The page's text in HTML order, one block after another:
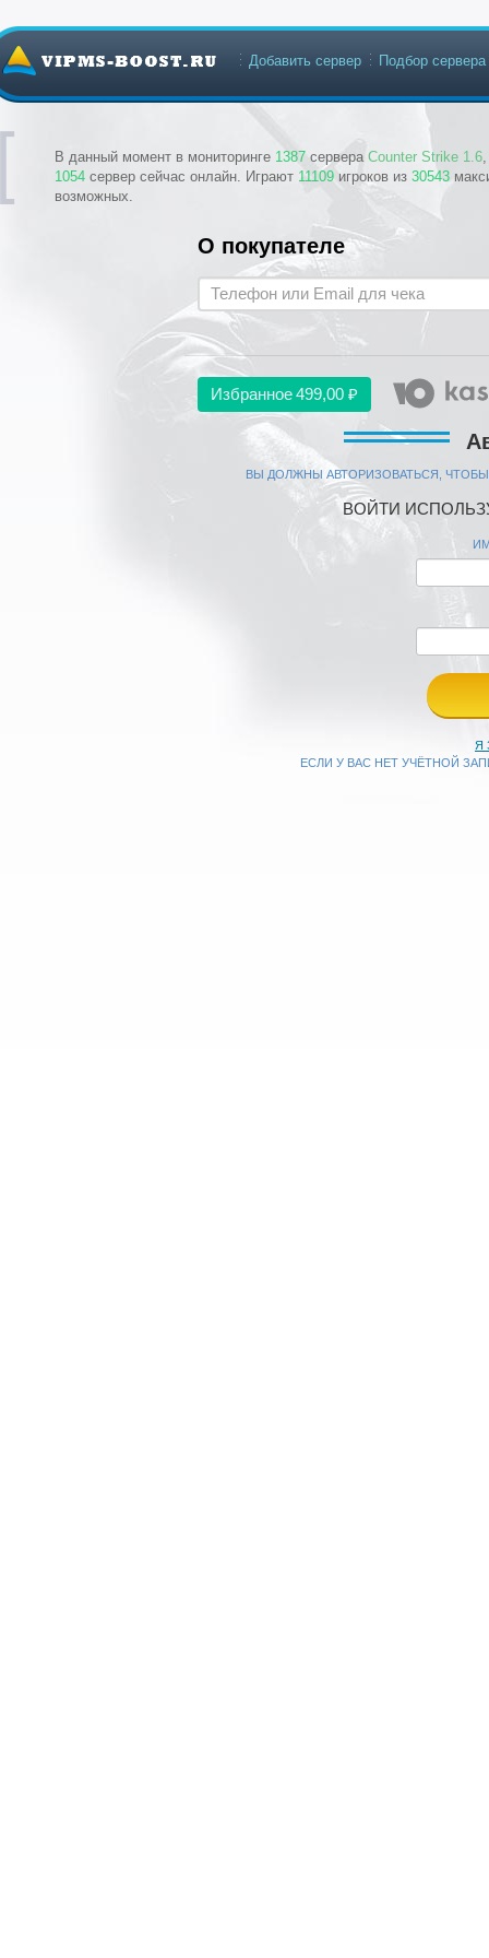
В данный момент в мониторинге 1387 сервера Counter Strike 1.6
1054 сервер сейчас онлайн. Играют 11109 игроков из 30543
возможных.
Добавить сервер Подбор сервера
О покупателе
Избранное499,00 ₽
ВЫ ДОЛЖНЫ АВТОРИЗОВАТЬСЯ,
ВОЙТИ
Я
ЕСЛИ У ВАС НЕТ УЧЁТНОЙ